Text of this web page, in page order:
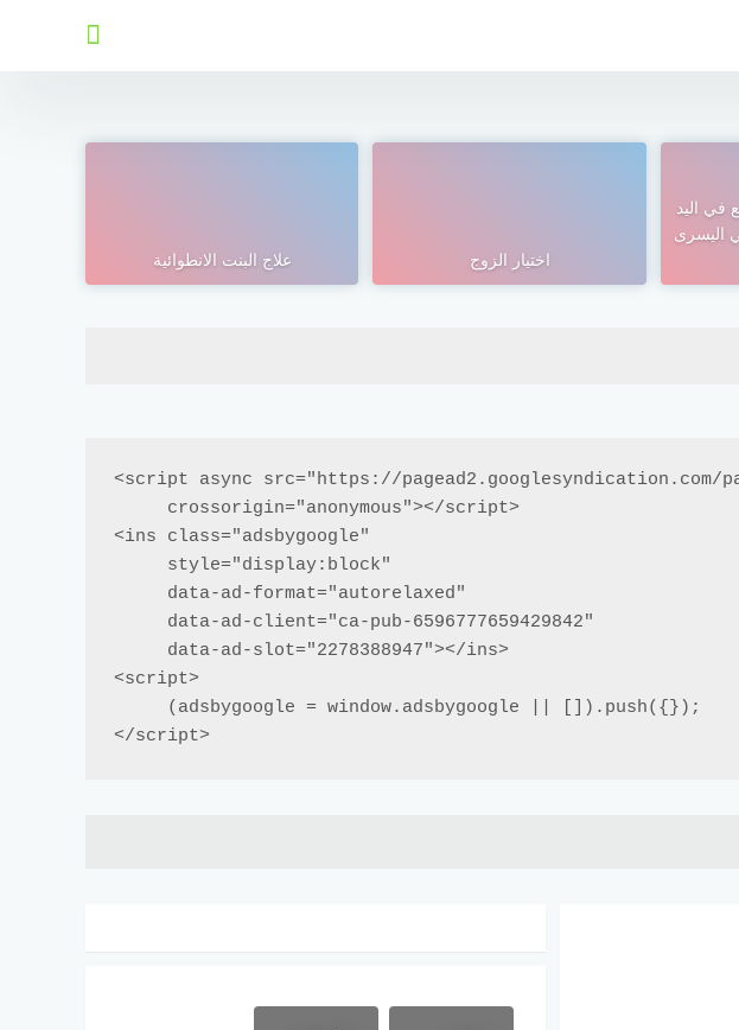
في اليد
اليسرى
اختيار الزوج علاج البنت الانطوائية
<script async src="https://pagead2.googlesyndication.com/
<ins class="adsbygoogle"
<script>
</script>